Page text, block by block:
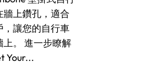
上鑽孔，適合
，讓您的自行車
。 進一步瞭解
Your...